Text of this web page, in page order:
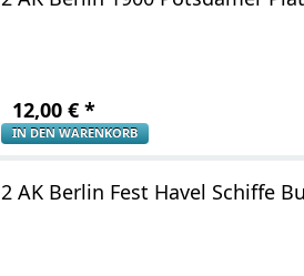
12,00 € *
IN DEN WARENKORB
2 AK Berlin Fest Havel Schiffe